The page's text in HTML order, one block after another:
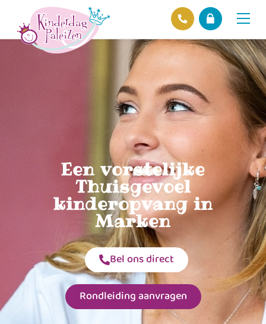
Een vorstelijke
Thuisgevoel
kinderopvang in
Marken
Bel ons direct
Rondleiding aanvragen